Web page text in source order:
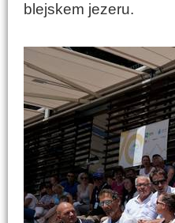
blejskem jezeru.